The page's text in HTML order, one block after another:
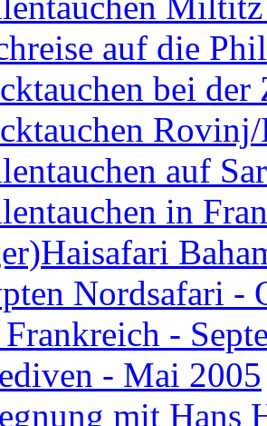
auf die
bei der
auf
in
Nordsafari -
-
- Mai 2005
mit Hans